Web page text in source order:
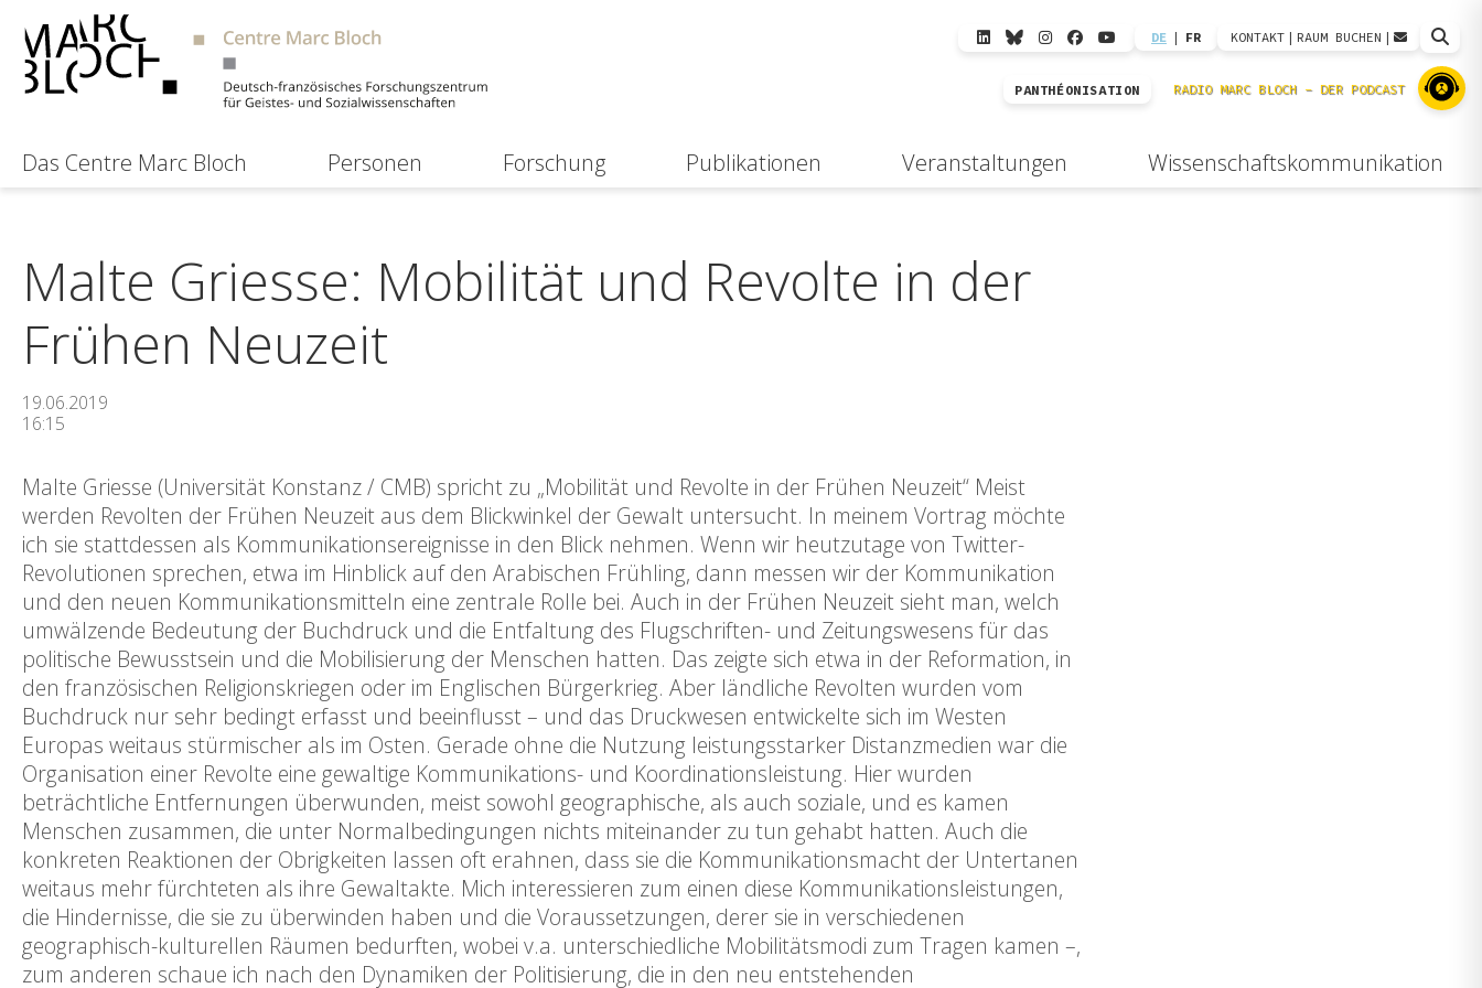
DE | FR KONTAKT | RAUM BUCHEN |
PANTHÉONISATION
Das Centre Marc Bloch Personen Forschung Publikationen Veranstaltungen Wissenschaftskommunikation
Malte Griesse: Mobilität und Revolte in der
Frühen Neuzeit
19.06.2019
16:15
Malte Griesse (Universität Konstanz / CMB) spricht zu „Mobilität und Revolte in der Frühen Neuzeit“ Meist
werden Revolten der Frühen Neuzeit aus dem Blickwinkel der Gewalt untersucht. In meinem Vortrag möchte
ich sie stattdessen als Kommunikationsereignisse in den Blick nehmen. Wenn wir heutzutage von Twitter-
Revolutionen sprechen, etwa im Hinblick auf den Arabischen Frühling, dann messen wir der Kommunikation
und den neuen Kommunikationsmitteln eine zentrale Rolle bei. Auch in der Frühen Neuzeit sieht man, welch
umwälzende Bedeutung der Buchdruck und die Entfaltung des Flugschriften- und Zeitungswesens für das
politische Bewusstsein und die Mobilisierung der Menschen hatten. Das zeigte sich etwa in der Reformation, in
den französischen Religionskriegen oder im Englischen Bürgerkrieg. Aber ländliche Revolten wurden vom
Buchdruck nur sehr bedingt erfasst und beeinflusst – und das Druckwesen entwickelte sich im Westen
Europas weitaus stürmischer als im Osten. Gerade ohne die Nutzung leistungsstarker Distanzmedien war die
Organisation einer Revolte eine gewaltige Kommunikations- und Koordinationsleistung. Hier wurden
beträchtliche Entfernungen überwunden, meist sowohl geographische, als auch soziale, und es kamen
Menschen zusammen, die unter Normalbedingungen nichts miteinander zu tun gehabt hatten. Auch die
konkreten Reaktionen der Obrigkeiten lassen oft erahnen, dass sie die Kommunikationsmacht der Untertanen
weitaus mehr fürchteten als ihre Gewaltakte. Mich interessieren zum einen diese Kommunikationsleistungen,
die Hindernisse, die sie zu überwinden haben und die Voraussetzungen, derer sie in verschiedenen
geographisch-kulturellen Räumen bedurften, wobei v.a. unterschiedliche Mobilitätsmodi zum Tragen kamen –,
zum anderen schaue ich nach den Dynamiken der Politisierung, die in den neu entstehenden